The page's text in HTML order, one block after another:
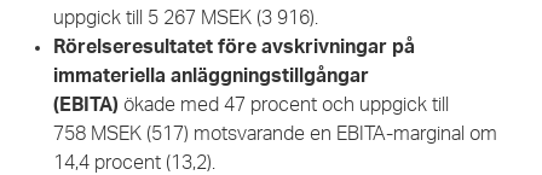
uppgick till 5 267 MSEK (3 916).
Rörelseresultatet före avskrivningar på
immateriella anläggningstillgångar
(EBITA) ökade med 47 procent och uppgick till
758 MSEK (517) motsvarande en EBITA-marginal om
14,4 procent (13,2).